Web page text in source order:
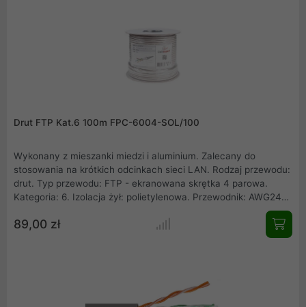
Drut FTP Kat.6 100m FPC-6004-SOL/100
Wykonany z mieszanki miedzi i aluminium. Zalecany do
stosowania na krótkich odcinkach sieci LAN. Rodzaj przewodu:
drut. Typ przewodu: FTP - ekranowana skrętka 4 parowa.
Kategoria: 6. Izolacja żył: polietylenowa. Przewodnik: AWG24
miedź z CCA 30%. Powłoka: polichlorek winylu. Opakowanie:
rolka. Długość przewodu: 100 m.
89,00 zł